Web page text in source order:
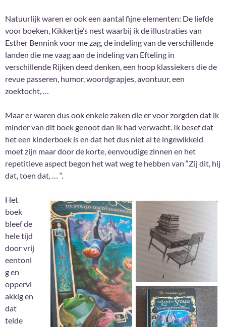
Natuurlijk waren er ook een aantal fijne elementen: De liefde
voor boeken, Kikkertje’s nest waarbij ik de illustraties van
Esther Bennink voor me zag, de indeling van de verschillende
landen die me vaag aan de indeling van Efteling in
verschillende Rijken deed denken, een hoop klassiekers die de
revue passeren, humor, woordgrapjes, avontuur, een
zoektocht, …
Maar er waren dus ook enkele zaken die er voor zorgden dat ik
minder van dit boek genoot dan ik had verwacht. Ik besef dat
het een kinderboek is en dat het dus niet al te ingewikkeld
moet zijn maar door de korte, eenvoudige zinnen en het
repetitieve aspect begon het wat weg te hebben van “Zij dit, hij
dat, toen dat, … “.
Het
boek
bleef de
hele tijd
door vrij
eentoni
g en
oppervl
akkig en
dat
telde